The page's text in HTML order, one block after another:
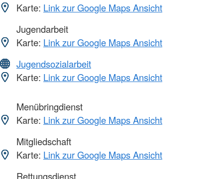
Karte: Link zur Google Maps Ansicht
Jugendarbeit
Karte: Link zur Google Maps Ansicht
Jugendsozialarbeit
Karte: Link zur Google Maps Ansicht
Menübringdienst
Karte: Link zur Google Maps Ansicht
Mitgliedschaft
Karte: Link zur Google Maps Ansicht
Rettungsdienst